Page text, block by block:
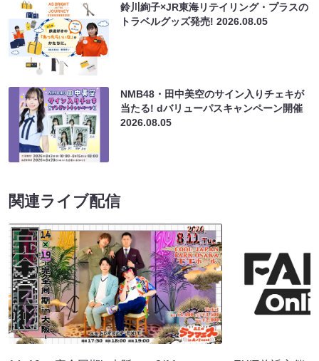
鈴川絢子×JR東海リテイリング・プラスの
トラベルグッズ発売!2026.08.05
NMB48・田中美空のサイン入りチェキが
当たる! dバリューパスキャンペーン開催
2026.08.05
関連ライブ配信